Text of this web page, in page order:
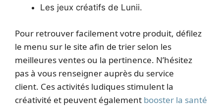
Les jeux créatifs de Lunii.
Pour retrouver facilement votre produit, défilez
le menu sur le site afin de trier selon les
meilleures ventes ou la pertinence. N’hésitez
pas à vous renseigner auprès du service
client. Ces activités ludiques stimulent la
créativité et peuvent également booster la santé